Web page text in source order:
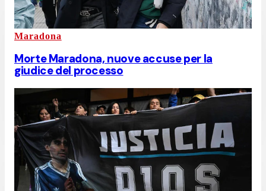
Maradona
Morte Maradona, nuove accuse per la
giudice del processo